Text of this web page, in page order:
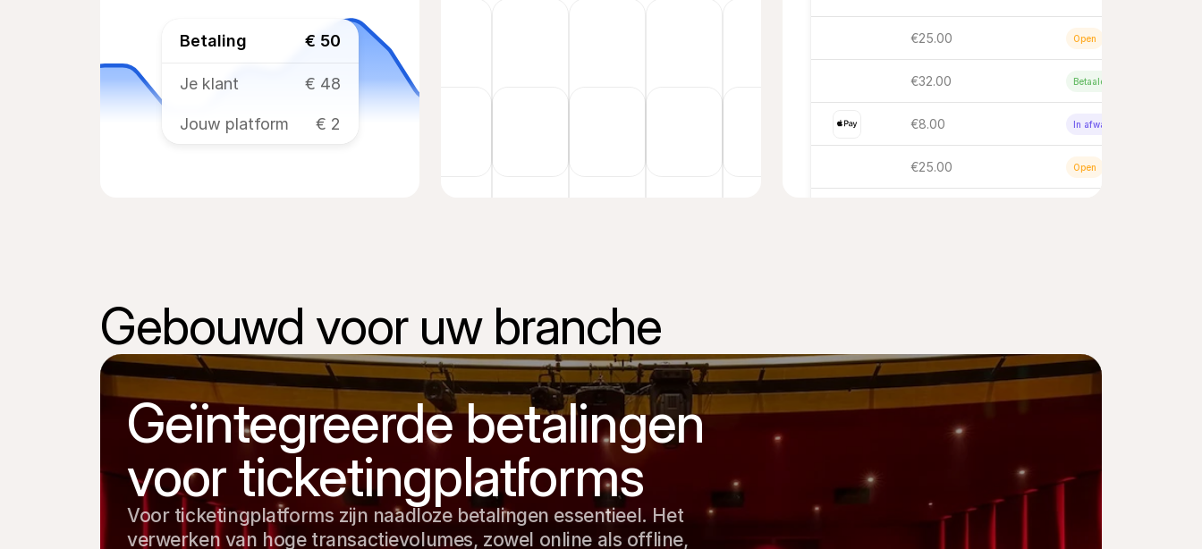
Betaling € 50
Je klant € 48
Jouw platform € 2
€25.00 Open
€32.00 Betaald
€8.00 In afwachting
€25.00 Open
Gebouwd voor uw branche
Geïntegreerde betalingen
voor ticketingplatforms
Voor ticketingplatforms zijn naadloze betalingen essentieel. Het
verwerken van hoge transactievolumes, zowel online als offline,